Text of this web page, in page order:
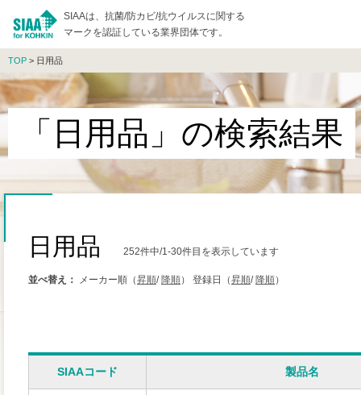
SIAAは、抗菌/防カビ/抗ウイルスに関する
マークを認証している業界団体です。
TOP > 日用品
「日用品」の検索結果
日用品 252件中/1-30件目を表示しています
並べ替え： メーカー順（昇順/ 降順） 登録日（昇順/ 降順）
SIAAコード 製品名